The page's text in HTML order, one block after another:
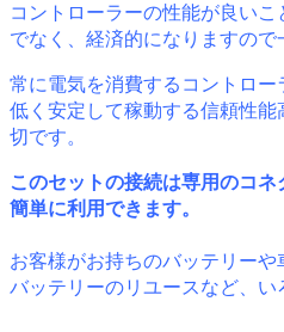
コントローラーの性能が良い
でなく、経済的になりますので
常に電気を消費するコントロ
低く安定して稼動する信頼性
切です。
このセットの接続は専用のコ
簡単に利用できます。
お客様がお持ちのバッテリー
バッテリーのリユースなど、い